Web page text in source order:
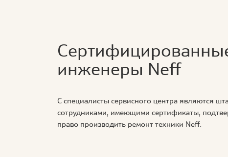
инженеры Neff
С специалисты сервисного центра являются
сотрудниками, имеющими сертификаты,
право производить ремонт техники Neff.